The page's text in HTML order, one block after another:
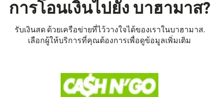
การโอนเงินไปยัง บาฮามาส?
รับเงินสด ด้วยเครือข่ายที่ไว้วางใจได้ของเราในบาฮามาส.
เลือกผู้ให้บริการที่คุณต้องการเพื่อดูข้อมูลเพิ่มเติม